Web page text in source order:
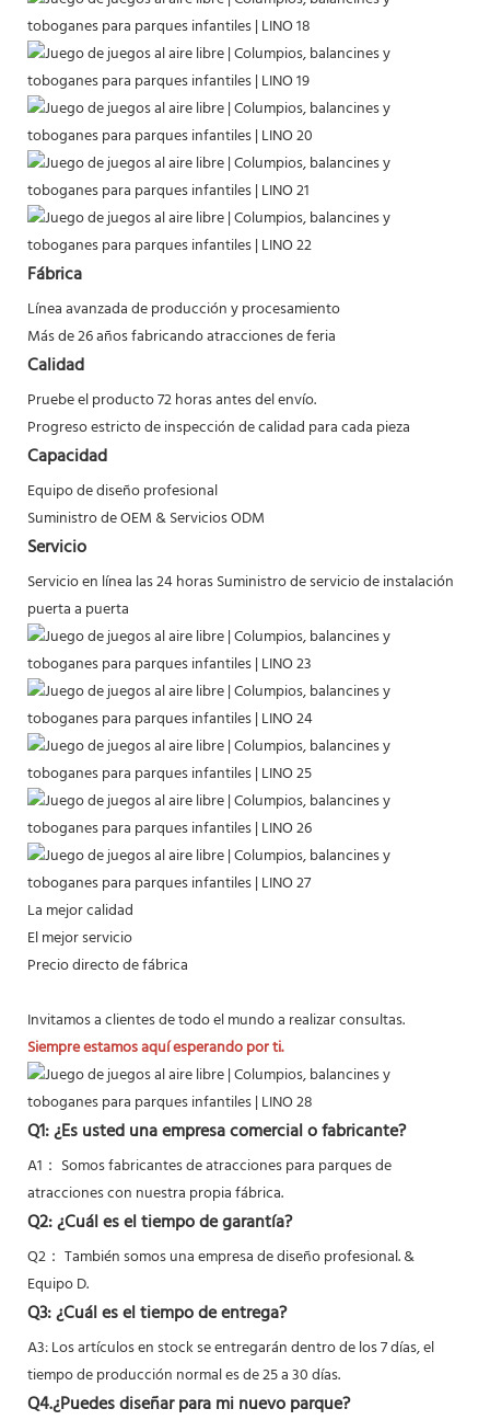
Fábrica
Línea avanzada de producción y procesamiento
Más de 26 años fabricando atracciones de feria
Calidad
Pruebe el producto 72 horas antes del envío.
Progreso estricto de inspección de calidad para cada pieza
Capacidad
Equipo de diseño profesional
Suministro de OEM & Servicios ODM
Servicio
Servicio en línea las 24 horasSuministro de servicio de instalación
puerta a puerta
La mejor calidad
El mejor servicio
Precio directo de fábrica
Invitamos a clientes de todo el mundo a realizar consultas.
Siempre estamos aquí esperando por ti.
Q1: ¿Es usted una empresa comercial o fabricante?
A1： Somos fabricantes de atracciones para parques de
atracciones con nuestra propia fábrica.
Q2: ¿Cuál es el tiempo de garantía?
Q2： También somos una empresa de diseño profesional. &
Equipo D.
Q3: ¿Cuál es el tiempo de entrega?
A3: Los artículos en stock se entregarán dentro de los 7 días, el
tiempo de producción normal es de 25 a 30 días.
Q4.¿Puedes diseñar para mi nuevo parque?